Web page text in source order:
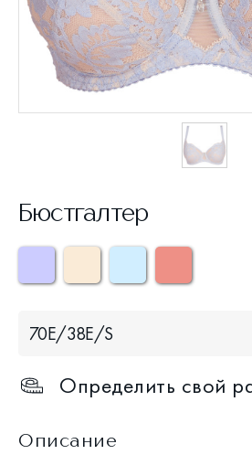
Бюстгалтер
70Е/38Е/S
Определить свой
Описание